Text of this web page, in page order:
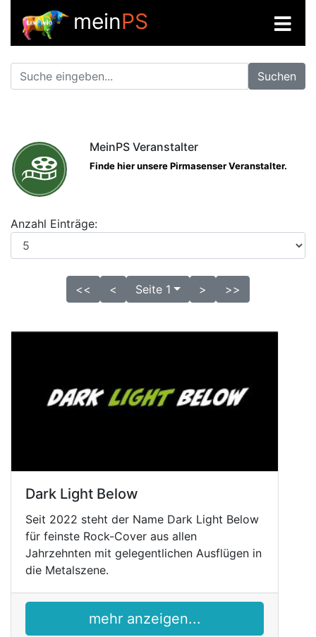
meinPS
Suchen
MeinPS Veranstalter
Finde hier unsere Pirmasenser Veranstalter.
Anzahl Einträge:
<< < Seite 1 > >>
Dark Light Below
Seit 2022 steht der Name Dark Light Below
für feinste Rock-Cover aus allen
Jahrzehnten mit gelegentlichen Ausflügen in
die Metalszene.
mehr anzeigen...